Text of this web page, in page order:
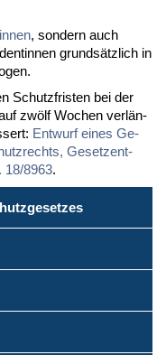
, son­dern auch
grund­sätz­lich in
Schutz­fris­ten bei der
zwölf Wo­chen ver­län­
Ent­wurf ei­nes Ge­
Ge­setz­ent­
18/8963.